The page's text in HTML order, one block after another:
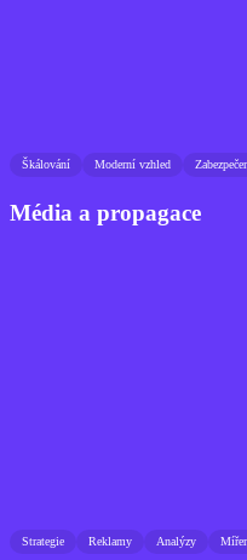
Škálování Moderní vzhled
Média a propagace
Strategie Reklamy Analýzy